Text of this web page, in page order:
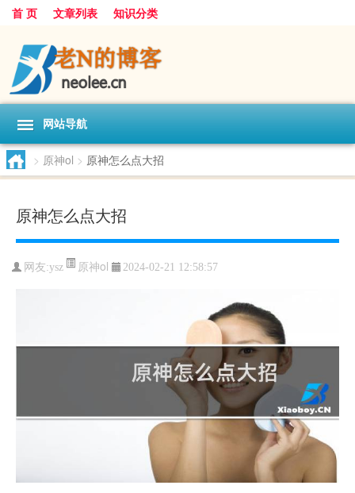
首 页 文章列表 知识分类
网站导航
> 原神ol > 原神怎么点大招
原神怎么点大招
网友:ysz 原神ol 2024-02-21 12:58:57